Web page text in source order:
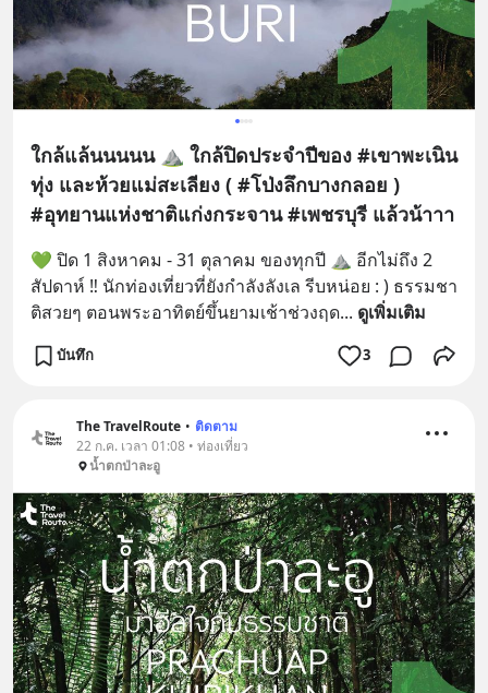
ใกล้แล้นนนนน ⛰️ ใกล้ปิดประจำปีของ #เขาพะเนิน
ทุ่ง และห้วยแม่สะเลียง ( #โป่งลึกบางกลอย )
#อุทยานแห่งชาติแก่งกระจาน #เพชรบุรี แล้วน้าาา
💚 ปิด 1 สิงหาคม - 31 ตุลาคม ของทุกปี ⛰️ อีกไม่ถึง 2
สัปดาห์ ‼️ นักท่องเที่ยวที่ยังกำลังลังเล รีบหน่อย : ) ธรรมชา
ติสวยๆ ตอนพระอาทิตย์ขึ้นยามเช้าช่วงฤด... ดูเพิ่มเติม
บันทึก 3
The TravelRoute • ติดตาม
22 ก.ค. เวลา 01:08 • ท่องเที่ยว
น้ำตกป่าละอู